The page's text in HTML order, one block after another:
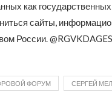
как
сайты,
России.
ФОРУМ СЕРГЕЙ